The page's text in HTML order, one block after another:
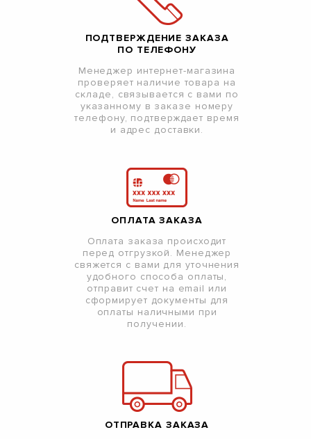
ПОДТВЕРЖДЕНИЕ ЗАКАЗА
ПО ТЕЛЕФОНУ
Менеджер интернет-магазина
проверяет наличие товара на
складе, связывается с вами по
указанному в заказе номеру
телефону, подтверждает время
и адрес доставки.
ОПЛАТА ЗАКАЗА
Оплата заказа происходит
перед отгрузкой. Менеджер
свяжется с вами для уточнения
удобного способа оплаты,
отправит счет на email или
сформирует документы для
оплаты наличными при
получении.
ОТПРАВКА ЗАКАЗА